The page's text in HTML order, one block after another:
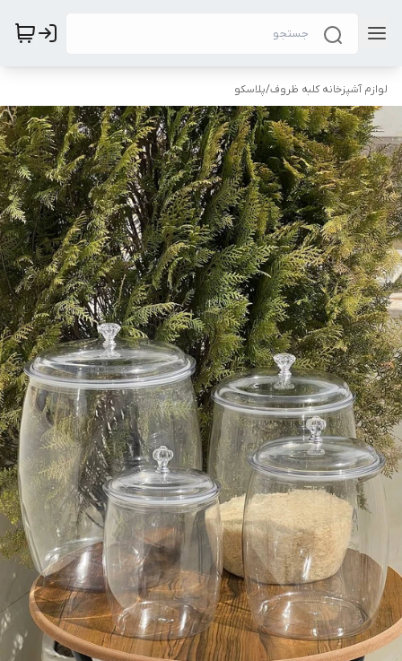
لوازم آشپزخانه کلبه ظروف/پلاسکو